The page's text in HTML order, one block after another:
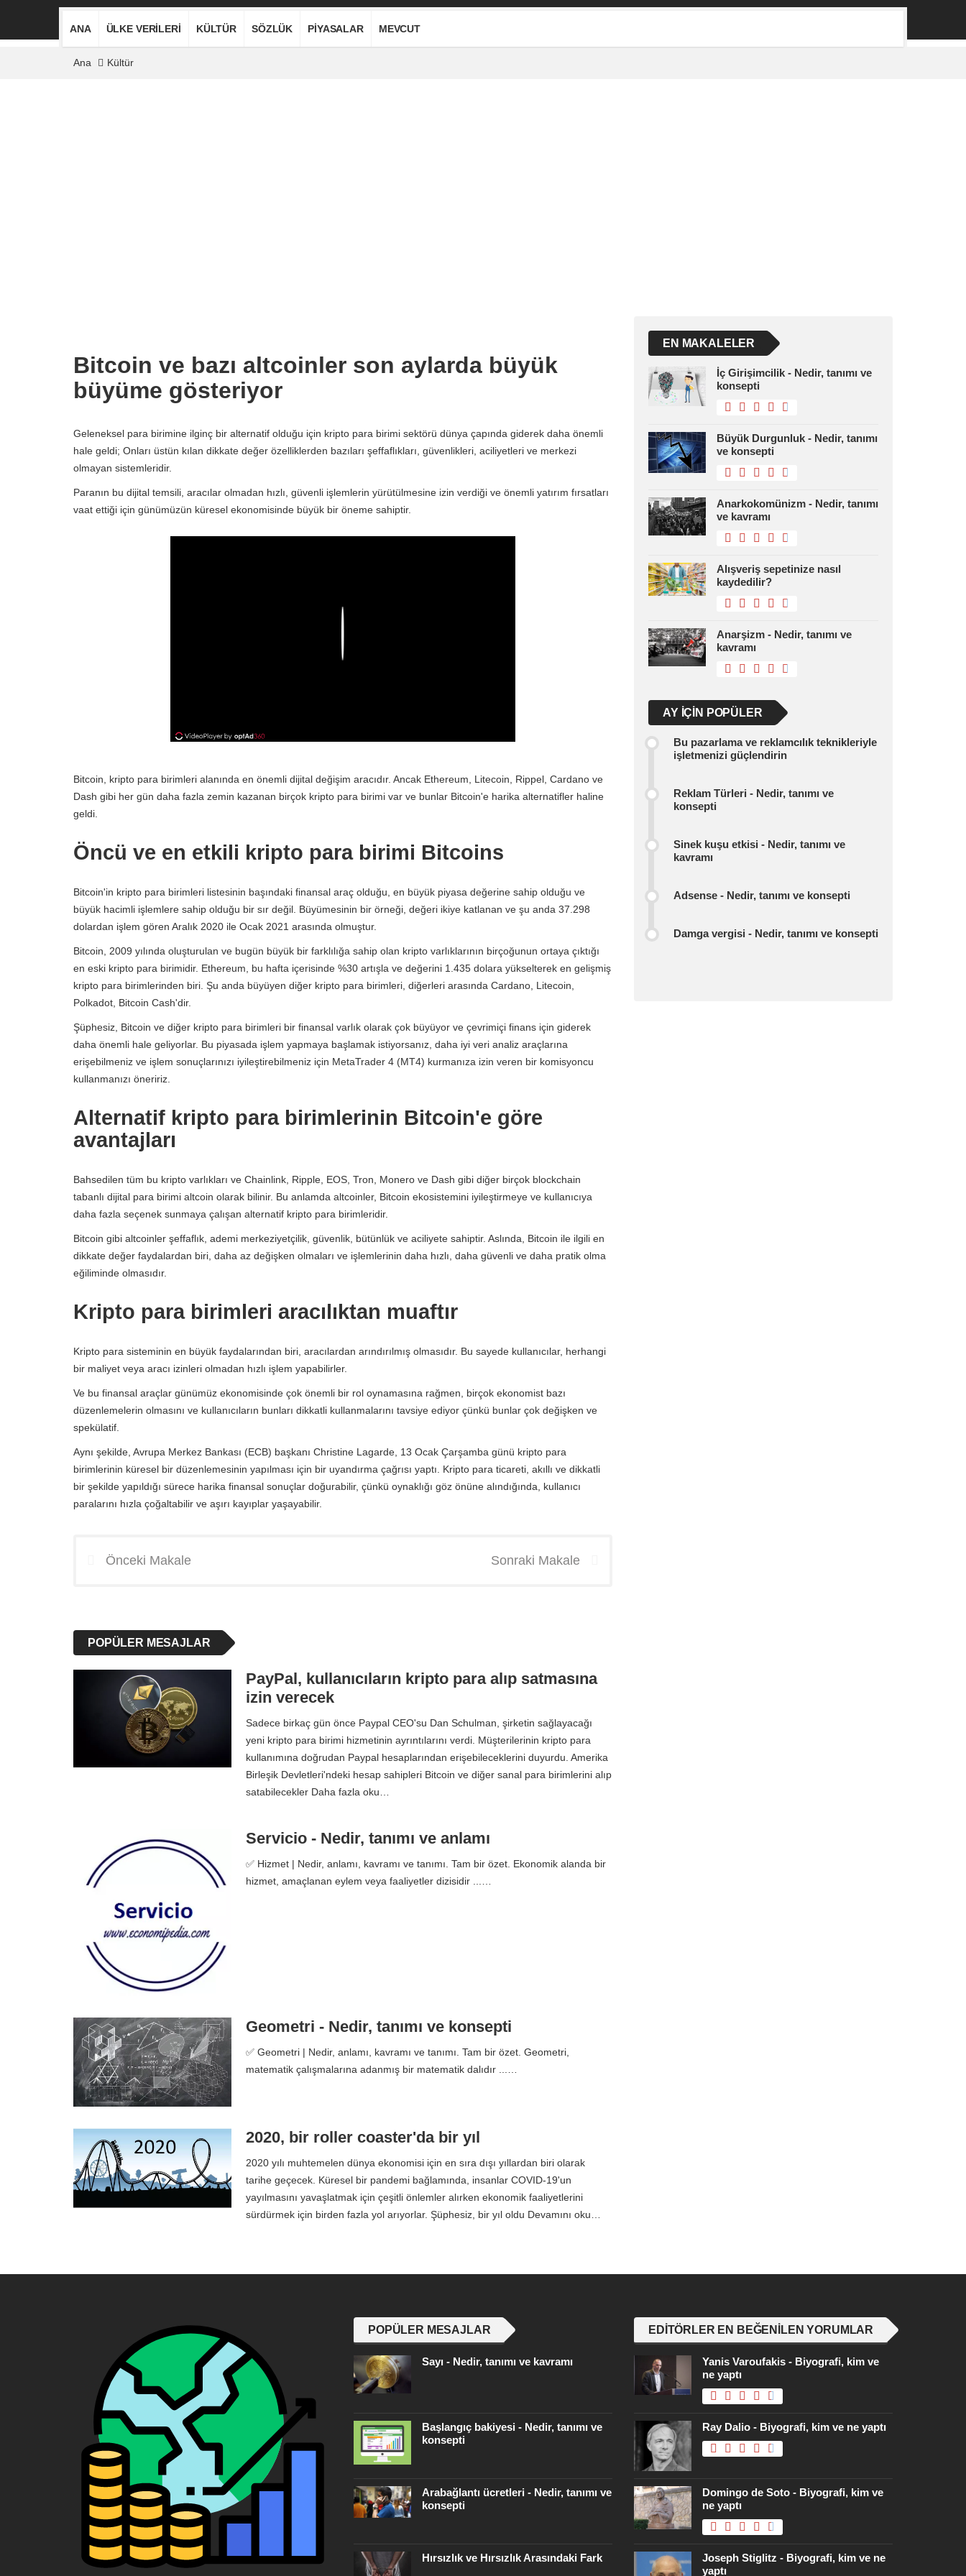
ANA ÜLKE VERILERI KÜLTÜR SÖZLÜK PIYASALAR MEVCUT
Ana Kültür
Bitcoin ve bazı altcoinler son aylarda büyük
büyüme gösteriyor
Geleneksel para birimine ilginç bir alternatif olduğu için kripto para birimi sektörü dünya çapında giderek daha önemli
hale geldi; Onları üstün kılan dikkate değer özelliklerden bazıları şeffaflıkları, güvenlikleri, aciliyetleri ve merkezi
olmayan sistemleridir.
Paranın bu dijital temsili, aracılar olmadan hızlı, güvenli işlemlerin yürütülmesine izin verdiği ve önemli yatırım fırsatları
vaat ettiği için günümüzün küresel ekonomisinde büyük bir öneme sahiptir.
Bitcoin, kripto para birimleri alanında en önemli dijital değişim aracıdır. Ancak Ethereum, Litecoin, Rippel, Cardano ve
Dash gibi her gün daha fazla zemin kazanan birçok kripto para birimi var ve bunlar Bitcoin'e harika alternatifler haline
geldi.
Öncü ve en etkili kripto para birimi Bitcoins
Bitcoin'in kripto para birimleri listesinin başındaki finansal araç olduğu, en büyük piyasa değerine sahip olduğu ve
büyük hacimli işlemlere sahip olduğu bir sır değil. Büyümesinin bir örneği, değeri ikiye katlanan ve şu anda 37.298
dolardan işlem gören Aralık 2020 ile Ocak 2021 arasında olmuştur.
Bitcoin, 2009 yılında oluşturulan ve bugün büyük bir farklılığa sahip olan kripto varlıklarının birçoğunun ortaya çıktığı
en eski kripto para birimidir. Ethereum, bu hafta içerisinde %30 artışla ve değerini 1.435 dolara yükselterek en gelişmiş
kripto para birimlerinden biri. Şu anda büyüyen diğer kripto para birimleri, diğerleri arasında Cardano, Litecoin,
Polkadot, Bitcoin Cash'dir.
Şüphesiz, Bitcoin ve diğer kripto para birimleri bir finansal varlık olarak çok büyüyor ve çevrimiçi finans için giderek
daha önemli hale geliyorlar. Bu piyasada işlem yapmaya başlamak istiyorsanız, daha iyi veri analiz araçlarına
erişebilmeniz ve işlem sonuçlarınızı iyileştirebilmeniz için MetaTrader 4 (MT4) kurmanıza izin veren bir komisyoncu
kullanmanızı öneririz.
Alternatif kripto para birimlerinin Bitcoin'e göre
avantajları
Bahsedilen tüm bu kripto varlıkları ve Chainlink, Ripple, EOS, Tron, Monero ve Dash gibi diğer birçok blockchain
tabanlı dijital para birimi altcoin olarak bilinir. Bu anlamda altcoinler, Bitcoin ekosistemini iyileştirmeye ve kullanıcıya
daha fazla seçenek sunmaya çalışan alternatif kripto para birimleridir.
Bitcoin gibi altcoinler şeffaflık, ademi merkeziyetçilik, güvenlik, bütünlük ve aciliyete sahiptir. Aslında, Bitcoin ile ilgili en
dikkate değer faydalardan biri, daha az değişken olmaları ve işlemlerinin daha hızlı, daha güvenli ve daha pratik olma
eğiliminde olmasıdır.
Kripto para birimleri aracılıktan muaftır
Kripto para sisteminin en büyük faydalarından biri, aracılardan arındırılmış olmasıdır. Bu sayede kullanıcılar, herhangi
bir maliyet veya aracı izinleri olmadan hızlı işlem yapabilirler.
Ve bu finansal araçlar günümüz ekonomisinde çok önemli bir rol oynamasına rağmen, birçok ekonomist bazı
düzenlemelerin olmasını ve kullanıcıların bunları dikkatli kullanmalarını tavsiye ediyor çünkü bunlar çok değişken ve
spekülatif.
Aynı şekilde, Avrupa Merkez Bankası (ECB) başkanı Christine Lagarde, 13 Ocak Çarşamba günü kripto para
birimlerinin küresel bir düzenlemesinin yapılması için bir uyandırma çağrısı yaptı. Kripto para ticareti, akıllı ve dikkatli
bir şekilde yapıldığı sürece harika finansal sonuçlar doğurabilir, çünkü oynaklığı göz önüne alındığında, kullanıcı
paralarını hızla çoğaltabilir ve aşırı kayıplar yaşayabilir.
Önceki Makale Sonraki Makale
POPÜLER MESAJLAR
PayPal, kullanıcıların kripto para alıp satmasına
izin verecek
Sadece birkaç gün önce Paypal CEO'su Dan Schulman, şirketin sağlayacağı
yeni kripto para birimi hizmetinin ayrıntılarını verdi. Müşterilerinin kripto para
kullanımına doğrudan Paypal hesaplarından erişebileceklerini duyurdu. Amerika
Birleşik Devletleri'ndeki hesap sahipleri Bitcoin ve diğer sanal para birimlerini alıp
satabilecekler Daha fazla oku…
Servicio - Nedir, tanımı ve anlamı
✅ Hizmet | Nedir, anlamı, kavramı ve tanımı. Tam bir özet. Ekonomik alanda bir
hizmet, amaçlanan eylem veya faaliyetler dizisidir ...…
Geometri - Nedir, tanımı ve konsepti
✅ Geometri | Nedir, anlamı, kavramı ve tanımı. Tam bir özet. Geometri,
matematik çalışmalarına adanmış bir matematik dalıdır ...…
2020, bir roller coaster'da bir yıl
2020 yılı muhtemelen dünya ekonomisi için en sıra dışı yıllardan biri olarak
tarihe geçecek. Küresel bir pandemi bağlamında, insanlar COVID-19'un
yayılmasını yavaşlatmak için çeşitli önlemler alırken ekonomik faaliyetlerini
sürdürmek için birden fazla yol arıyorlar. Şüphesiz, bir yıl oldu Devamını oku…
EN MAKALELER
İç Girişimcilik - Nedir, tanımı ve
konsepti
Büyük Durgunluk - Nedir, tanımı
ve konsepti
Anarkokomünizm - Nedir, tanımı
ve kavramı
Alışveriş sepetinize nasıl
kaydedilir?
Anarşizm - Nedir, tanımı ve
kavramı
AY IÇIN POPÜLER
Bu pazarlama ve reklamcılık teknikleriyle
işletmenizi güçlendirin
Reklam Türleri - Nedir, tanımı ve
konsepti
Sinek kuşu etkisi - Nedir, tanımı ve
kavramı
Adsense - Nedir, tanımı ve konsepti
Damga vergisi - Nedir, tanımı ve konsepti
POPÜLER MESAJLAR
Sayı - Nedir, tanımı ve kavramı
Başlangıç ​​bakiyesi - Nedir, tanımı ve
konsepti
Arabağlantı ücretleri - Nedir, tanımı ve
konsepti
Hırsızlık ve Hırsızlık Arasındaki Fark
EDITÖRLER EN BEĞENILEN YORUMLAR
Yanis Varoufakis - Biyografi, kim ve
ne yaptı
Ray Dalio - Biyografi, kim ve ne yaptı
Domingo de Soto - Biyografi, kim ve
ne yaptı
Joseph Stiglitz - Biyografi, kim ve ne
yaptı